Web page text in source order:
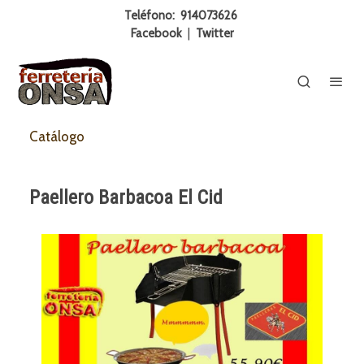
Teléfono: 914073626
Facebook
Twitter
Catálogo
Paellero Barbacoa El Cid